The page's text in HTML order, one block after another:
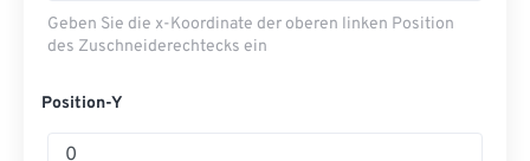
Geben Sie die x-Koordinate der oberen linken Position
des Zuschneiderechtecks ​​ein
Position-Y